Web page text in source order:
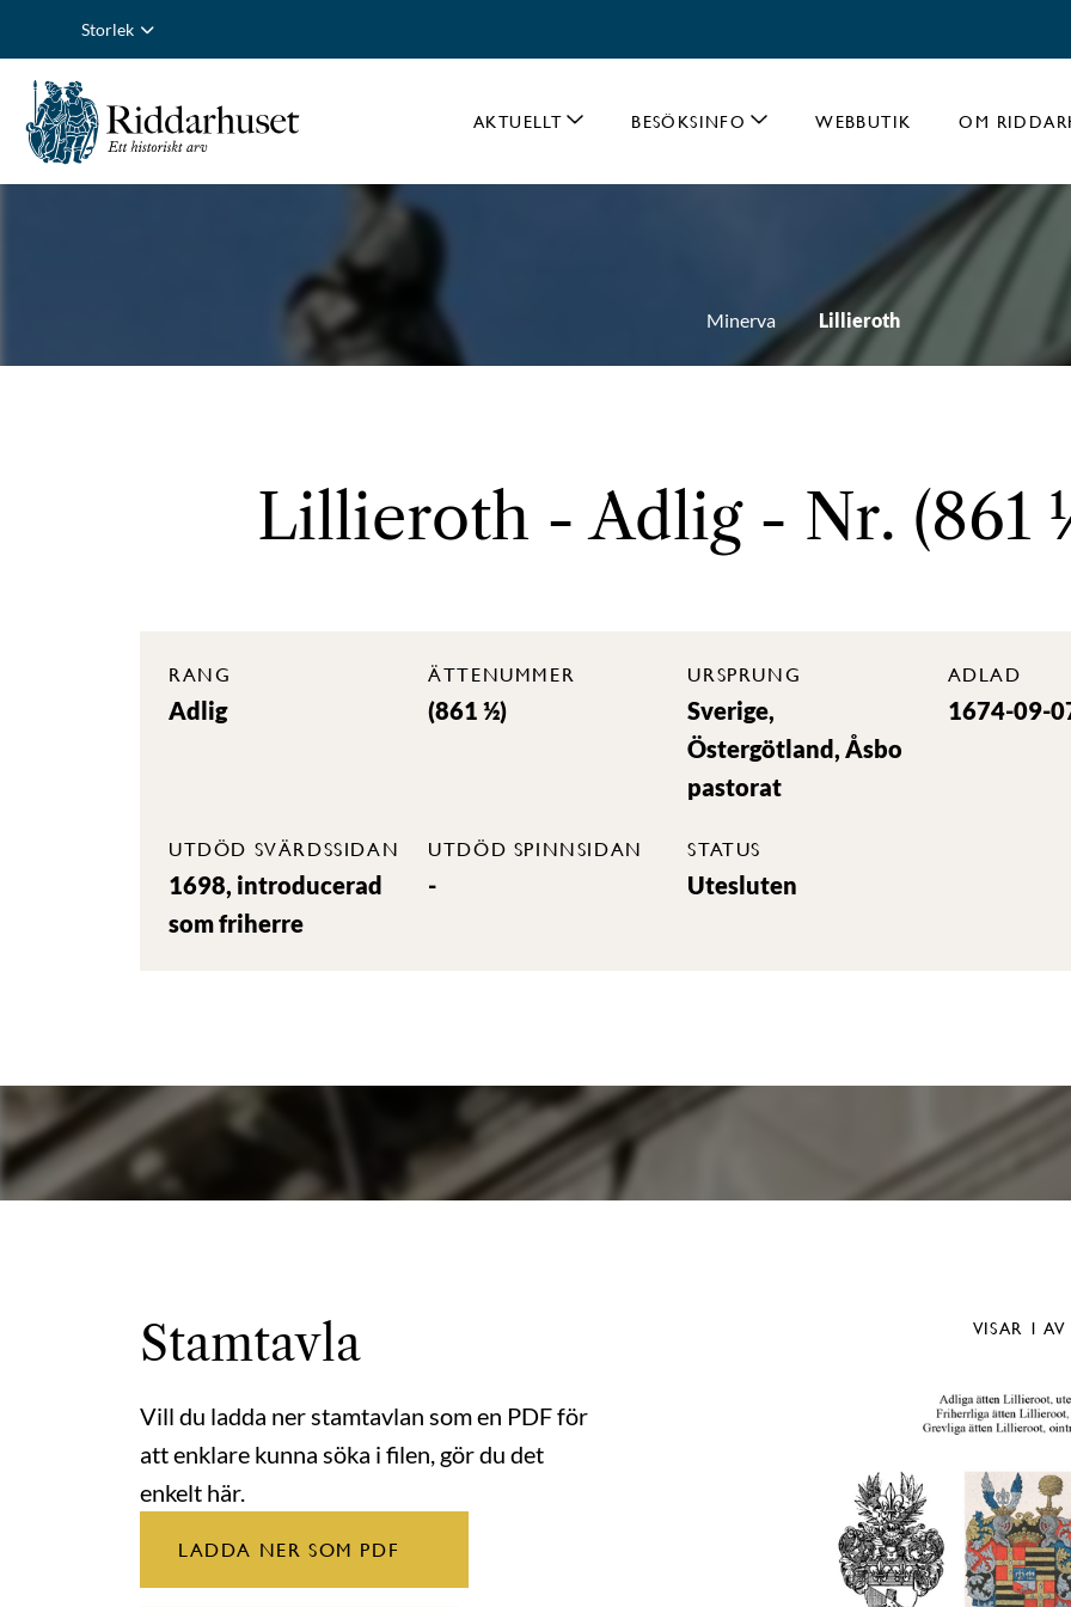
Storlek
AKTUELLT BESÖKSINFO WEBBUTIK OM
Minerva Lillieroth
Lillieroth - Adlig - Nr. (861
RANG
Adlig
ÄTTENUMMER
(861 ½)
URSPRUNG
Sverige,
Östergötland, Åsbo
pastorat
ADLAD
1674-09-
UTDÖD SVÄRDSSIDAN
1698, introducerad
som friherre
UTDÖD SPINNSIDAN
-
STATUS
Utesluten
Stamtavla
Vill du ladda ner stamtavlan som en PDF för
att enklare kunna söka i filen, gör du det
enkelt här.
LADDA NER SOM PDF
VISAR 1